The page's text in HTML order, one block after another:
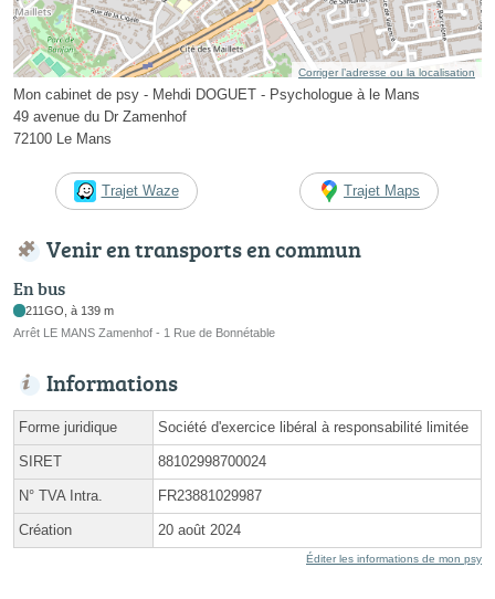
Corriger l’adresse ou la localisation
Mon cabinet de psy - Mehdi DOGUET - Psychologue à le Mans
49 avenue du Dr Zamenhof
72100 Le Mans
Trajet Waze Trajet Maps
Venir en transports en commun
En bus
211GO, à 139 m
Arrêt LE MANS Zamenhof - 1 Rue de Bonnétable
Informations
Forme juridique Société d'exercice libéral à responsabilité limitée
SIRET 88102998700024
N° TVA Intra. FR23881029987
Création 20 août 2024
Éditer les informations de mon psy